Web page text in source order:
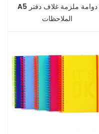
A5 دوامة ملزمة غلاف دفتر
الملاحظات